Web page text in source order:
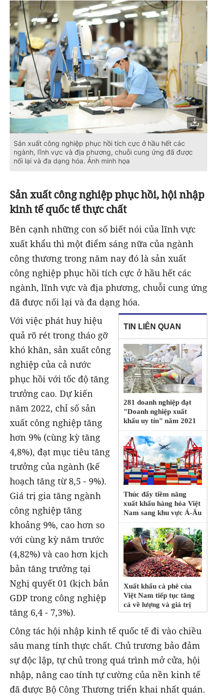
Sản xuất công nghiệp phục hồi tích cực ở hầu hết các
ngành, lĩnh vực và địa phương, chuỗi cung ứng đã được
nối lại và đa dạng hóa. Ảnh minh họa
Sản xuất công nghiệp phục hồi, hội nhập
kinh tế quốc tế thực chất
Bên cạnh những con số biết nói của lĩnh vực
xuất khẩu thì một điểm sáng nữa của ngành
công thương trong năm nay đó là sản xuất
công nghiệp phục hồi tích cực ở hầu hết các
ngành, lĩnh vực và địa phương, chuỗi cung ứng
đã được nối lại và đa dạng hóa.
TIN LIÊN QUAN
281 doanh nghiệp đạt
"Doanh nghiệp xuất
khẩu uy tín" năm 2021
Thúc đẩy tiềm năng
xuất khẩu hàng hóa Việt
Nam sang khu vực Á-Âu
Xuất khẩu cà phê của
Việt Nam tiếp tục tăng
cả về lượng và giá trị
Với việc phát huy hiệu
quả rõ rét trong tháo gỡ
khó khăn, sản xuất công
nghiệp của cả nước
phục hồi với tốc độ tăng
trưởng cao. Dự kiến
năm 2022, chỉ số sản
xuất công nghiệp tăng
hơn 9% (cùng kỳ tăng
4,8%), đạt mục tiêu tăng
trưởng của ngành (kế
hoạch tăng từ 8,5 - 9%).
Giá trị gia tăng ngành
công nghiệp tăng
khoảng 9%, cao hơn so
với cùng kỳ năm trước
(4,82%) và cao hơn kịch
bản tăng trưởng tại
Nghị quyết 01 (kịch bản
GDP trong công nghiệp
tăng 6,4 - 7,3%).
Công tác hội nhập kinh tế quốc tế đi vào chiều
sâu mang tính thực chất. Chủ trương bảo đảm
sự độc lập, tự chủ trong quá trình mở cửa, hội
nhập, nâng cao tính tự cường của nền kinh tế
đã được Bộ Công Thương triển khai nhất quán.